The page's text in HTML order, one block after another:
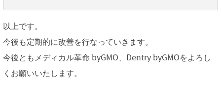
以上です。
今後も定期的に改善を行なっていきます。
今後ともメディカル革命 byGMO、Dentry byGMOをよろし
くお願いいたします。